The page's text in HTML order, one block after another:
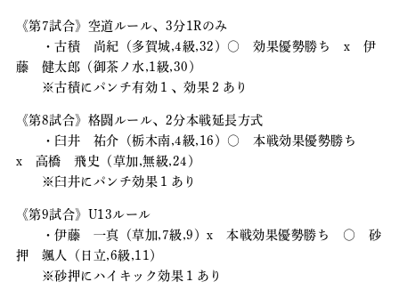
《第7試合》空道ルール、3分1Rのみ
・古積 尚紀（多賀城,4級,32）〇 効果優勢勝ち x 伊
藤 健太郎（御茶ノ水,1級,30）
※古積にパンチ有効１、効果２あり
《第8試合》格闘ルール、2分本戦延長方式
・臼井 祐介（栃木南,4級,16）〇 本戦効果優勢勝ち
x 高橋 飛史（草加,無級,24）
※臼井にパンチ効果１あり
《第9試合》U13ルール
・伊藤 一真（草加,7級,9）x 本戦効果優勢勝ち 〇 砂
押 颯人（日立,6級,11）
※砂押にハイキック効果１あり